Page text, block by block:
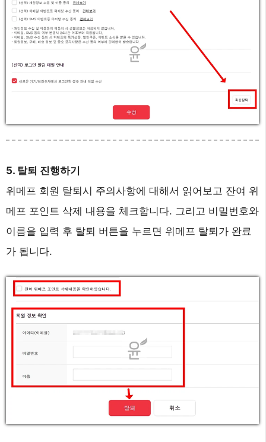
5. 탈퇴 진행하기
위메프 회원 탈퇴시 주의사항에 대해서 읽어보고 잔여 위
메프 포인트 삭제 내용을 체크합니다. 그리고 비밀번호와
이름을 입력 후 탈퇴 버튼을 누르면 위메프 탈퇴가 완료
가 됩니다.